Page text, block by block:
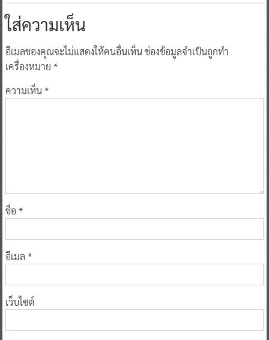
ใส่ความเห็น
อีเมลของคุณจะไม่แสดงให้คนอื่นเห็นช่องข้อมูลจำเป็นถูกทำ
เครื่องหมาย *
ความเห็น*
ชื่อ *
อีเมล *
เว็บไซต์